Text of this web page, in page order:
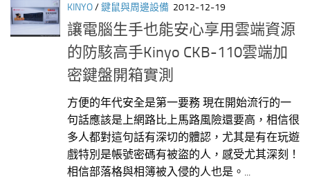
KINYO/鍵鼠與周邊設備 2012-12-19
讓電腦生手也能安心享用雲端資源
的防駭高手Kinyo CKB-110雲端加
密鍵盤開箱實測
方便的年代安全是第一要務 現在開始流行的一
句話應該是上網路比上馬路風險還要高，相信很
多人都對這句話有深切的體認，尤其是有在玩遊
戲特別是帳號密碼有被盜的人，感受尤其深刻！
相信部落格與相簿被入侵的人也是。...